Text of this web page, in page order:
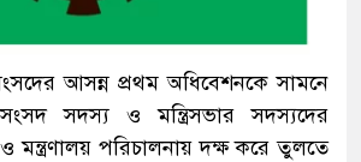
আসন্ন প্রথম অধিবেশনকে সামনে
সদস্য ও মন্ত্রিসভার সদস্যদের
মন্ত্রণালয় পরিচালনায় দক্ষ করে তুলতে